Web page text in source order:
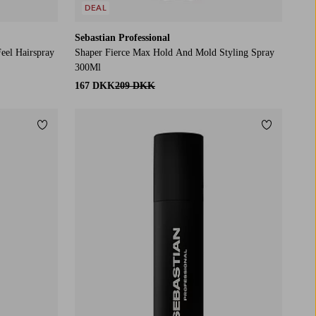
Hairspray
Sebastian Professional
Shaper Fierce Max Hold And Mold Styling Spray
300Ml
167 DKK209 DKK
DEAL
Tilføj til favoritter Tilføj til